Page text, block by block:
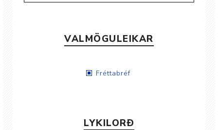
VALMÖGULEIKAR
Fréttabréf
LYKILORÐ